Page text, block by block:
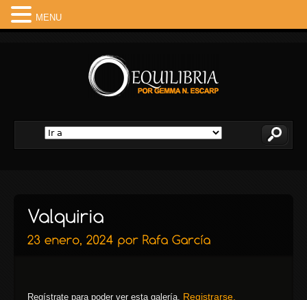
Regístrate para poder ver esta galería. Registrarse.
MENU